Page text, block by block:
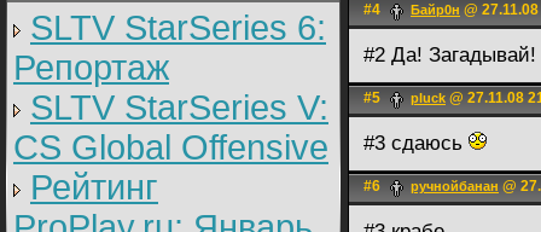
SLTV StarSeries 6:
Репортаж
SLTV StarSeries V:
CS Global Offensive
Рейтинг
#4 Байр0н @
#2 Да! Загадывай!
#5 pluck @ 27.11.08
#3 сдаюсь
#6 ручнойбанан @